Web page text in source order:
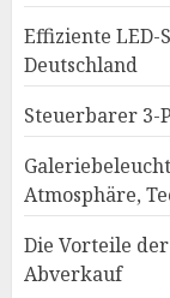
Effiziente LED-
Deutschland
Steuerbarer 3-
Atmosphäre,
Die Vorteile
Abverkauf